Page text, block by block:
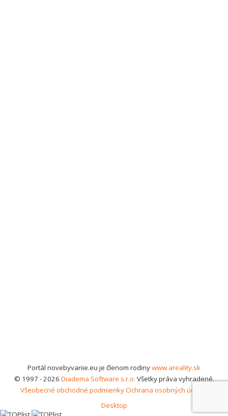
Portál novebyvanie.eu je členom rodinywww.areality.sk
© 1997 - 2026 Diadema Software s.r.o. Všetky práva vyhradené.
Všeobecné obchodné podmienkyOchrana osobných údajov
Desktop